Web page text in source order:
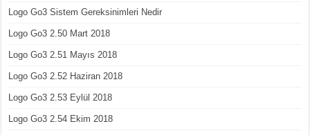
Logo Go3 Sistem Gereksinimleri Nedir
Logo Go3 2.50 Mart 2018
Logo Go3 2.51 Mayıs 2018
Logo Go3 2.52 Haziran 2018
Logo Go3 2.53 Eylül 2018
Logo Go3 2.54 Ekim 2018